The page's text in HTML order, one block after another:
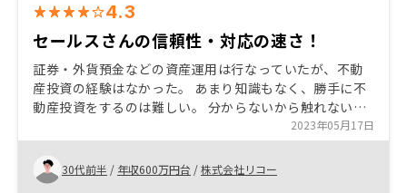
4.3
セールスさんの信頼性・対応の速さ！
証券・外貨預金などの資産運用は行なっていたが、不動
産投資の経験はなかった。 あまり知識もなく、勝手に不
動産投資をするのは難しい。 分からないから触れないよ
うにしてたが、セールスさんのリスクも含めた丁寧な説
明もあり、安心して投資する決断をできた。 不動産投資
の特徴・他投資との比較が1枚にまとまっているようなも
のがあると、それだけを見返せば良い。
2023年05月17日
30代前半 / 年収600万円台 /株式会社リコー